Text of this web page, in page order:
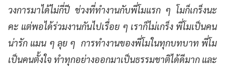
วงการมาได้ไม่กี่ปี ช่วงที่ทำงานกับพี่โมแรก ๆ โมก็เกร็งนะ
คะ แต่พอได้ร่วมงานกันไปเรื่อย ๆ เราก็ไม่เกร็ง พี่โมเป็นคน
น่ารัก แมน ๆ ลุย ๆ การทำงานของพี่โมในทุกบทบาท พี่โม
เป็นคนตั้งใจ ทำทุกอย่างออกมาเป็นธรรมชาติได้ดีมาก และ